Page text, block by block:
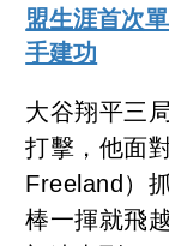
盟生涯首次
手建功
大谷翔平三
打擊，他面
Freeland）
棒一揮就飛